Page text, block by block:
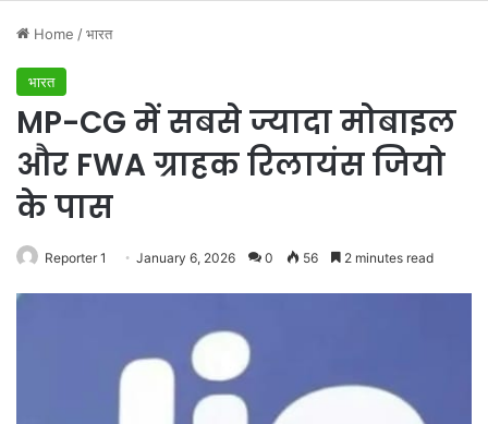
Home /भारत
भारत
MP-CG में सबसे ज्यादा मोबाइल
और FWA ग्राहक रिलायंस जियो
के पास
Reporter 1 January 6, 2026 0 56 2 minutes read